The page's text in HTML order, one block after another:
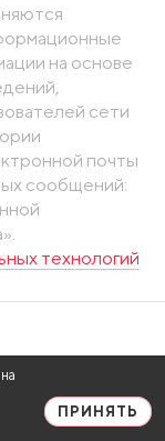
на основе
сети
почты
сообщений:
технологий
на
ПРИНЯТЬ